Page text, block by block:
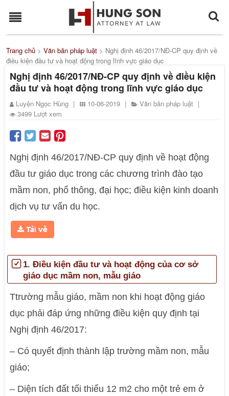
Trang chủ >Văn bản pháp luật > Nghị định 46/2017/NĐ-CP quy định về
điều kiện đầu tư và hoạt động trong lĩnh vực giáo dục
Nghị định 46/2017/NĐ-CP quy định về điều kiện
đầu tư và hoạt động trong lĩnh vực giáo dục
Luyện Ngọc Hùng | 10-06-2019 | Văn bản pháp luật |
3499 Lượt xem
Nghị định 46/2017/NĐ-CP quy định về hoạt động
đầu tư giáo dục trong các chương trình đào tạo
mầm non, phổ thông, đại học; điều kiện kinh doanh
dịch vụ tư vấn du học.
1. Điều kiện đầu tư và hoạt động của cơ sở
giáo dục mầm non, mẫu giáo
Ttrường mẫu giáo, mầm non khi hoạt động giáo
dục phải đáp ứng những điều kiện quy định tại
Nghị định 46/2017:
– Có quyết định thành lập trường mầm non, mẫu
giáo;
– Diện tích đất tối thiểu 12 m2 cho một trẻ em ở